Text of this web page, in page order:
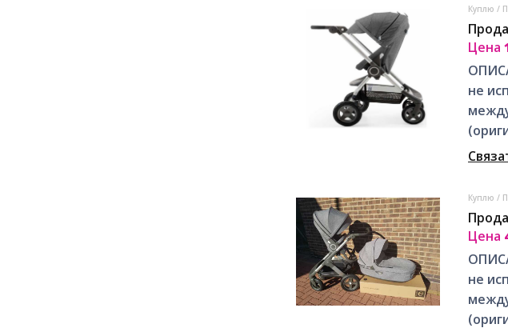
Куплю /
Цена
не
Куплю /
Цена
не